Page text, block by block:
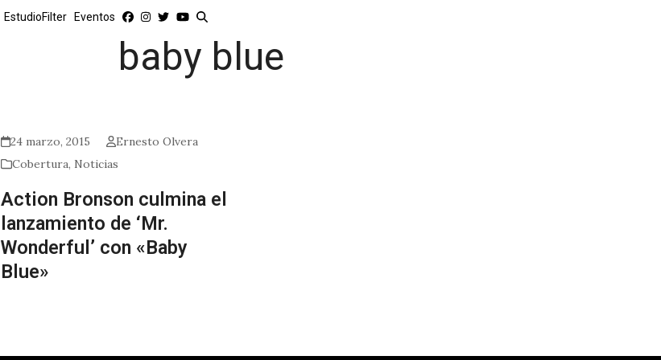
EstudioFilter Eventos
baby blue
24 marzo, 2015
Ernesto Olvera
Cobertura, Noticias
Action Bronson culmina el
lanzamiento de ‘Mr.
Wonderful’ con «Baby
Blue»